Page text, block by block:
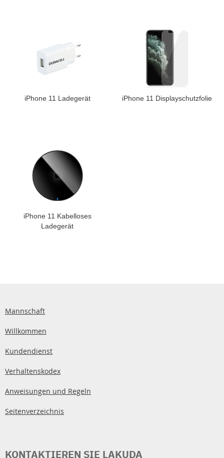
iPhone 11 Ladegerät iPhone 11 Displayschutzfolie
iPhone 11 Kabelloses
Ladegerät
Mannschaft
Willkommen
Kundendienst
Verhaltenskodex
Anweisungen und Regeln
Seitenverzeichnis
KONTAKTIEREN SIE LAKUDA